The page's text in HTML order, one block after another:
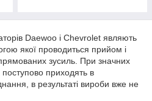
Daewoo і Chevrolet являють
якої проводиться прийом і
зусиль. При значних
приходять в
в результаті вироби вже не